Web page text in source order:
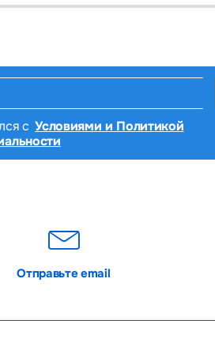
Меняйте вкладыш по
с Условиями и Политикой
Отправьте email